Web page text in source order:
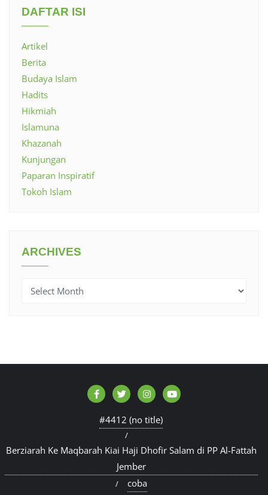
DAFTAR ISI
Artikel
Berita
Budaya Islam
Hadits
Hikmiah
Islamuna
Khazanah
Kunjungan
Paparan Inspiratif
Tokoh Islam
ARCHIVES
Archives
#4412 (no title)
Berziarah Ke Maqbarah Kiai Haji Dhofir Salam di PP Al-Fattah
Jember
coba